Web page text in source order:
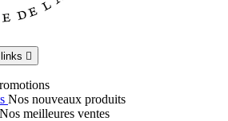

Nos nouveaux produits
Nos meilleures ventes